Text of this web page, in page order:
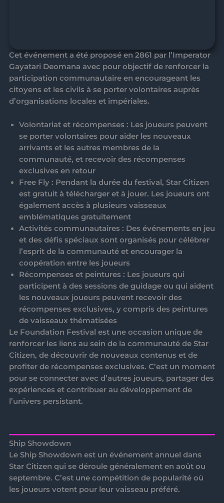
Cet événement a été proposé en 2861 par l’Imperator
Gayatari Deomana avec pour objectif de renforcer la
participation communautaire en encourageant les
citoyens et les civils à se porter volontaires auprès
d’organisations locales et impériales.
Volontariat et récompenses: Les joueurs peuvent
se porter volontaires pour aider les nouveaux
arrivants et les autres membres de la
communauté, et recevoir des récompenses
exclusives en retour
Free Fly: Pendant la durée du festival, Star Citizen
est gratuit à télécharger et à jouer. Les joueurs ont
également accès à plusieurs vaisseaux
emblématiques gratuitement
Activités communautaires: Des événements en jeu
et des défis spéciaux sont organisés pour célébrer
l’esprit de la communauté et encourager la
coopération entre les joueurs
Récompenses et peintures: Les joueurs qui
participent à des sessions de guidage ou qui aident
les nouveaux joueurs peuvent recevoir des
récompenses exclusives, y compris des peintures
de vaisseaux thématisées
Le Foundation Festival est une occasion unique de
renforcer les liens au sein de la communauté de Star
Citizen, de découvrir de nouveaux contenus et de
profiter de récompenses exclusives. C’est un moment
pour se connecter avec d’autres joueurs, partager des
expériences et contribuer au développement de
l’univers persistant.
Ship Showdown
Le Ship Showdown est un événement annuel dans
Star Citizen qui se déroule généralement en août ou
septembre. C’est une compétition de popularité où
les joueurs votent pour leur vaisseau préféré.